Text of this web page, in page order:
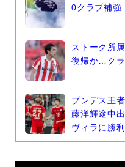
0クラブ補強
ストーク所
復帰か…ク
ブンデス王
藤洋輝途中
ヴィラに勝利